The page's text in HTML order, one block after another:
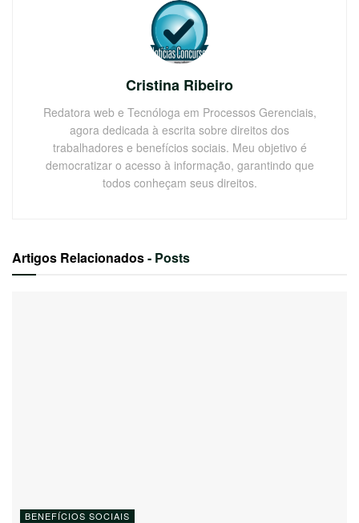
Cristina Ribeiro
Redatora web e Tecnóloga em Processos Gerenciais,
agora dedicada à escrita sobre direitos dos
trabalhadores e benefícios sociais. Meu objetivo é
democratizar o acesso à informação, garantindo que
todos conheçam seus direitos.
Artigos Relacionados- Posts
BENEFÍCIOS SOCIAIS